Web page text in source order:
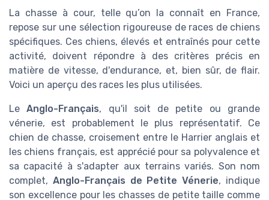
La chasse à cour, telle qu’on la connaît en France,
repose sur une sélection rigoureuse de races de chiens
spécifiques. Ces chiens, élevés et entraînés pour cette
activité, doivent répondre à des critères précis en
matière de vitesse, d'endurance, et, bien sûr, de flair.
Voici un aperçu des races les plus utilisées.
LeAnglo-Français, qu'il soit de petite ou grande
vénerie, est probablement le plus représentatif. Ce
chien de chasse, croisement entre le Harrier anglais et
les chiens français, est apprécié pour sa polyvalence et
sa capacité à s'adapter aux terrains variés. Son nom
complet, Anglo-Français de Petite Vénerie, indique
son excellence pour les chasses de petite taille comme